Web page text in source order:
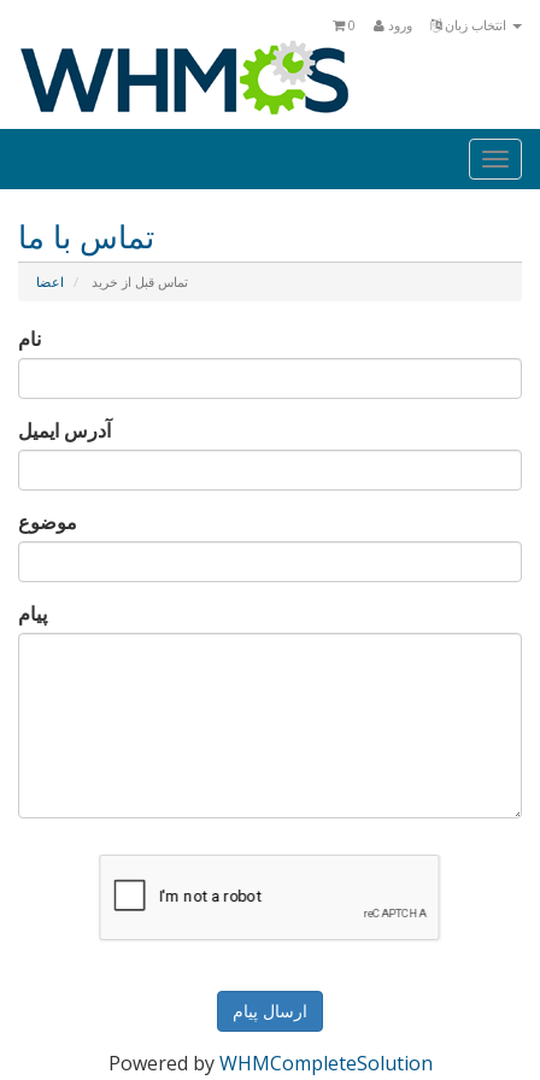
ورود 0
تماس با ما
اعضا تماس قبل از خرید
نام
آدرس ایمیل
موضوع
پیام
ارسال پیام
Powered byWHMCompleteSolution